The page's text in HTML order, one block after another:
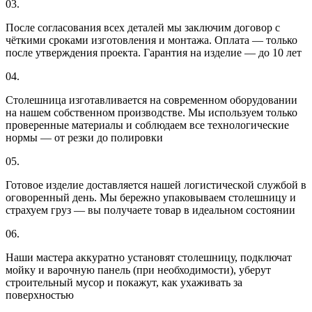
03.
После согласования всех деталей мы заключим договор с
чёткими сроками изготовления и монтажа. Оплата — только
после утверждения проекта. Гарантия на изделие — до 10 лет
04.
Столешница изготавливается на современном оборудовании
на нашем собственном производстве. Мы используем только
проверенные материалы и соблюдаем все технологические
нормы — от резки до полировки
05.
Готовое изделие доставляется нашей логистической службой в
оговоренный день. Мы бережно упаковываем столешницу и
страхуем груз — вы получаете товар в идеальном состоянии
06.
Наши мастера аккуратно установят столешницу, подключат
мойку и варочную панель (при необходимости), уберут
строительный мусор и покажут, как ухаживать за
поверхностью